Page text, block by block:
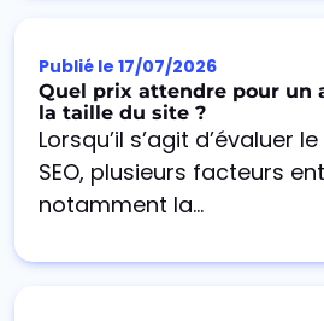
Publié le 17/07/2026
Quel prix attendre pour un
la taille du site ?
Lorsqu’il s’agit d’évaluer
SEO, plusieurs facteurs
notamment la...